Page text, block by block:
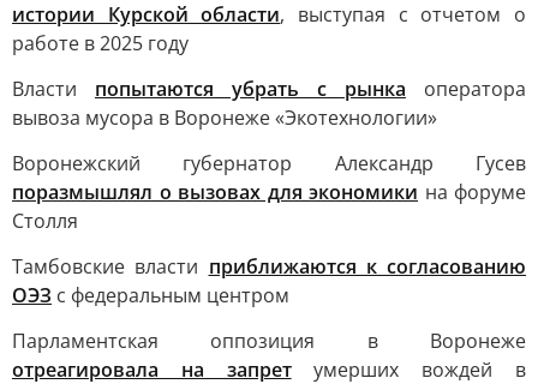
истории Курской области, выступая с отчетом о
работе в 2025 году
Власти попытаются убрать с рынка оператора
вывоза мусора в Воронеже «Экотехнологии»
Воронежский губернатор Александр Гусев
поразмышлял о вызовах для экономики на форуме
Столля
Тамбовские власти приближаются к согласованию
ОЭЗ с федеральным центром
Парламентская оппозиция в Воронеже
отреагировала на запретумерших вождей в